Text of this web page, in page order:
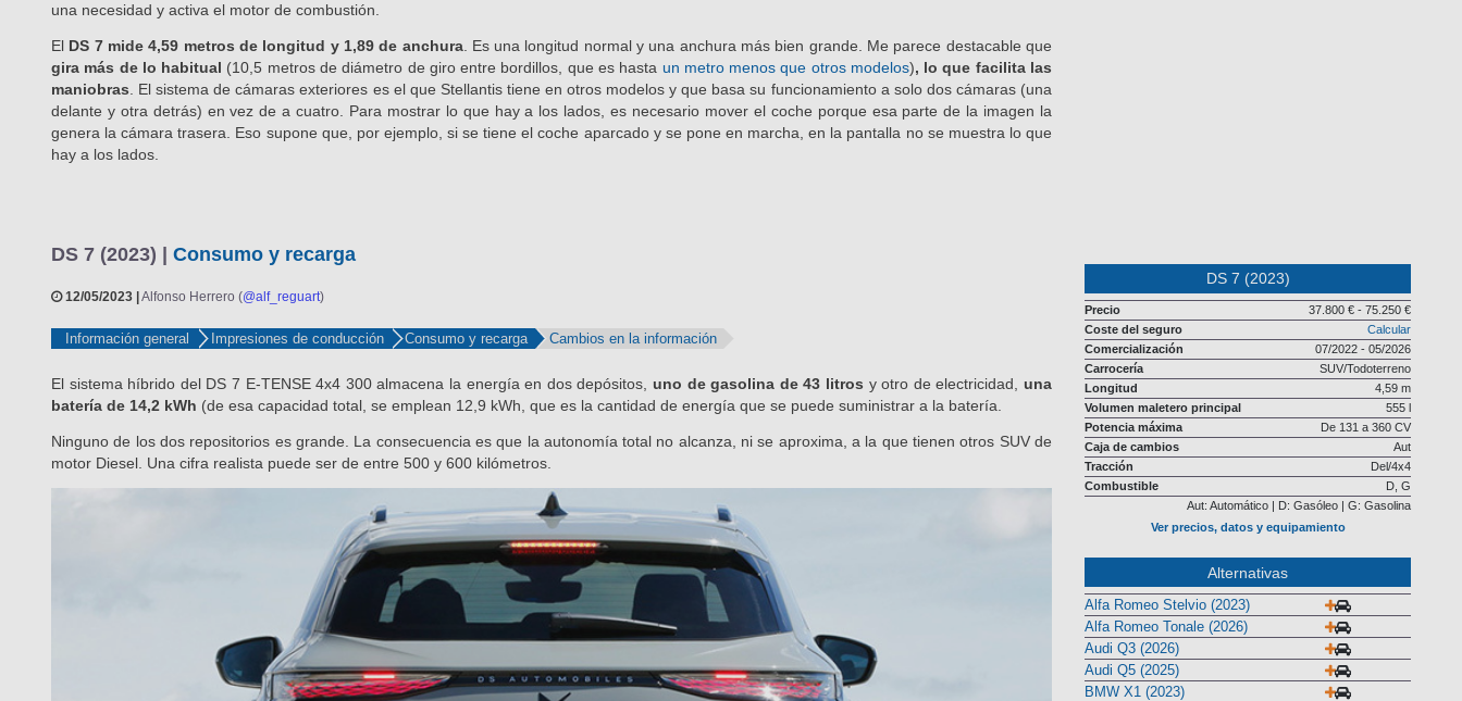
una necesidad y activa el motor de combustión.
El DS 7 mide 4,59 metros de longitud y 1,89 de anchura. Es una longitud normal y una anchura más bien grande. Me parece destacable que
gira más de lo habitual (10,5 metros de diámetro de giro entre bordillos, que es hasta un metro menos que otros modelos), lo que facilita las
maniobras . El sistema de cámaras exteriores es el que Stellantis tiene en otros modelos y que basa su funcionamiento a solo dos cámaras (una
delante y otra detrás) en vez de a cuatro. Para mostrar lo que hay a los lados, es necesario mover el coche porque esa parte de la imagen la
genera la cámara trasera. Eso supone que, por ejemplo, si se tiene el coche aparcado y se pone en marcha, en la pantalla no se muestra lo que
hay a los lados.
DS 7 (2023) | Consumo y recarga
12/05/2023 | Alfonso Herrero (@alf_reguart)
Información general Impresiones de conducción Consumo y recarga Cambios en la información
El sistema híbrido del DS 7 E-TENSE 4x4 300 almacena la energía en dos depósitos, uno de gasolina de 43 litros y otro de electricidad, una
batería de 14,2 kWh (de esa capacidad total, se emplean 12,9 kWh, que es la cantidad de energía que se puede suministrar a la batería.
Ninguno de los dos repositorios es grande. La consecuencia es que la autonomía total no alcanza, ni se aproxima, a la que tienen otros SUV de
motor Diesel. Una cifra realista puede ser de entre 500 y 600 kilómetros.
DS 7 (2023)
Precio
37.800 € - 75.250 €
Coste del seguro
Calcular
Comercialización
07/2022 - 05/2026
Carrocería
SUV/Todoterreno
Longitud
4,59 m
Volumen maletero principal
555 l
Potencia máxima
De 131 a 360 CV
Caja de cambios
Aut
Tracción
Del/4x4
Combustible
D, G
Aut: Automático | D: Gasóleo | G: Gasolina
Ver precios, datos y equipamiento
Alternativas
Alfa Romeo Stelvio (2023)
Alfa Romeo Tonale (2026)
Audi Q3 (2026)
Audi Q5 (2025)
BMW X1 (2023)